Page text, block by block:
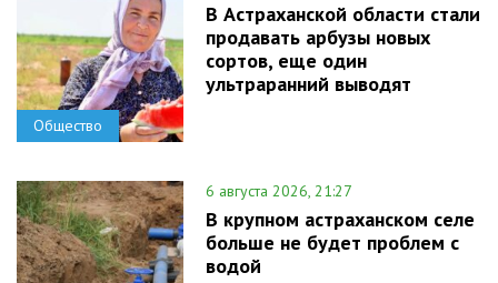
Общество
В Астраханской области стали
продавать арбузы новых
сортов, еще один
ультраранний выводят
6 августа 2026, 21:27
В крупном астраханском селе
больше не будет проблем с
водой